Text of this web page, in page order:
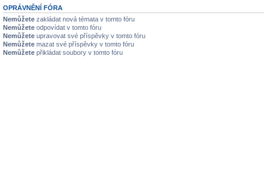
OPRÁVNĚNÍ FÓRA
Nemůžete zakládat nová témata v tomto fóru
Nemůžete odpovídat v tomto fóru
Nemůžete upravovat své příspěvky v tomto fóru
Nemůžete mazat své příspěvky v tomto fóru
Nemůžete přikládat soubory v tomto fóru